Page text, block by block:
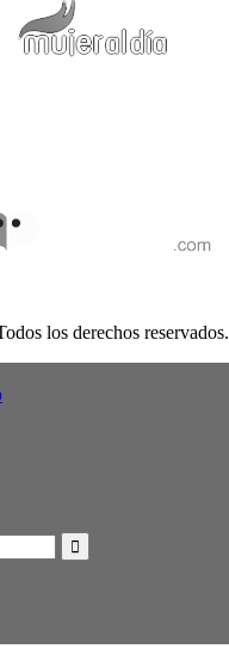
los derechos reservados.